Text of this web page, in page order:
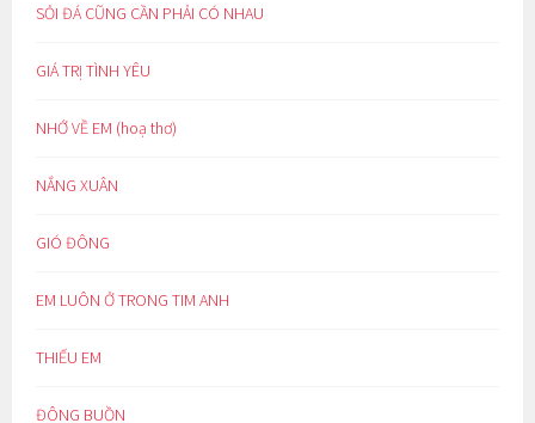
SỎI ĐÁ CŨNG CẦN PHẢI CÓ NHAU
GIÁ TRỊ TÌNH YÊU
NHỚ VỀ EM (hoạ thơ)
NẮNG XUÂN
GIÓ ĐÔNG
EM LUÔN Ở TRONG TIM ANH
THIẾU EM
ĐÔNG BUỒN